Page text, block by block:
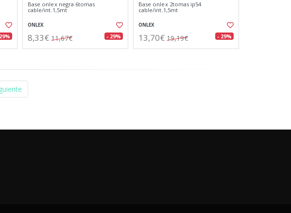
Base onlex negra 6tomas
cable/int.1,5mt
ONLEX
8,33€ 11,67€ - 29%
Base onlex 2tomas ip54
cable/int.1,5mt
ONLEX
13,70€ 19,19€ - 29%